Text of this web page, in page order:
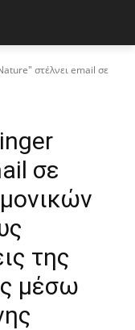
στέλνει email σε
σε
της
μέσω